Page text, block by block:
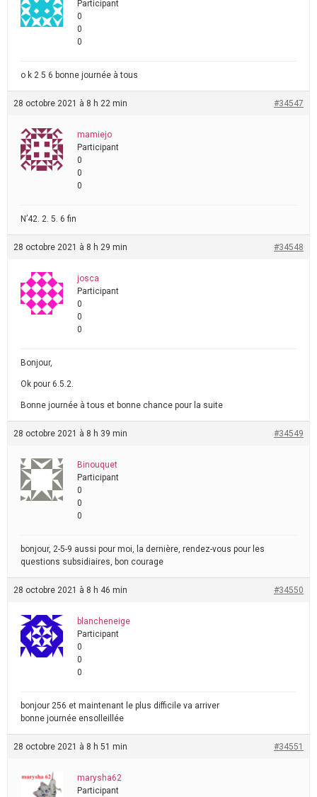
Participant
0
0
0
o k 2 5 6 bonne journée à tous
28 octobre 2021 à 8 h 22 min #34547
mamiejo
Participant
0
0
0
N’42. 2. 5. 6 fin
28 octobre 2021 à 8 h 29 min #34548
josca
Participant
0
0
0
Bonjour,
Ok pour 6.5.2.
Bonne journée à tous et bonne chance pour la suite
28 octobre 2021 à 8 h 39 min #34549
Binouquet
Participant
0
0
0
bonjour, 2-5-9 aussi pour moi, la dernière, rendez-vous pour les
questions subsidiaires, bon courage
28 octobre 2021 à 8 h 46 min #34550
blancheneige
Participant
0
0
0
bonjour 256 et maintenant le plus difficile va arriver
bonne journée ensolleillée
28 octobre 2021 à 8 h 51 min #34551
marysha62
Participant